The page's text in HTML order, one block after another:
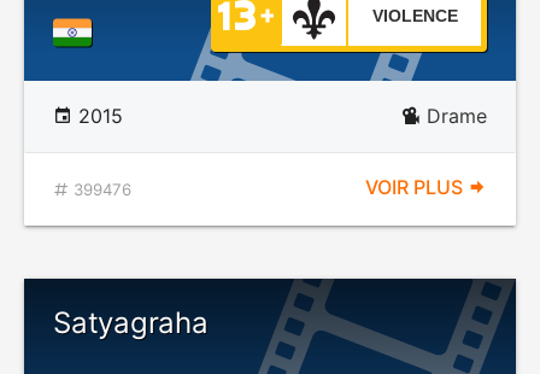
VIOLENCE
2015 Drame
399476 VOIR PLUS
Satyagraha